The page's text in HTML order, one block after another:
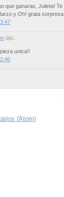
que ganaras, Julieta!
y Oh! grata
dijo...
unica!!
(Atom)